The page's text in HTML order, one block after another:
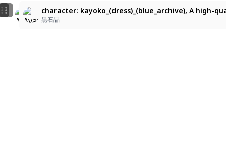
character: kayoko_(dress)_(blue_archive), A
黒石晶
鬼方カヨコ
乳性貧
character: kayoko_(dress)_(blue_archive), A
黒石晶